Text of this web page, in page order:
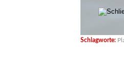
Schlagworte: